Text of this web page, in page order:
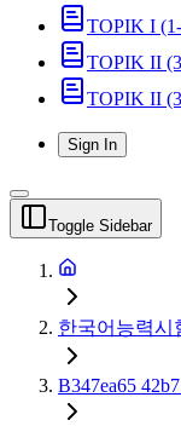
TOPIK I
TOPIK II
TOPIK II
Sign In
Toggle Sidebar
한국어능력시
B347ea65